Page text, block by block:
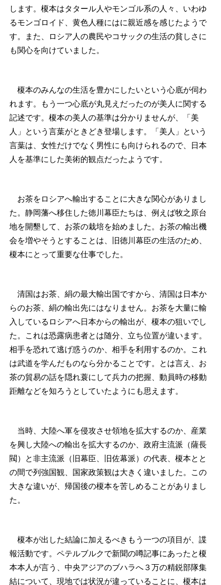
します。榎本はタタール人やモンゴル系の人々、いわゆ
るモンゴロイド、黄色人種にはに親近感を感じたようで
す。また、ロシア人の農民やコサックの生活の貧しさに
も関心を向けていました。
榎本のみんなの生活を豊かにしたいという心底が伺わ
れます。もう一つ心底が丸見えだったのが美人に関する
記述です。榎本の美人の基準は分かりませんが、「美
人」という言葉がときどき登場します。「美人」という
言葉は、女性だけでなく男性にも向けられるので、日本
人を基準にした美術的観点だったようです。
お茶をロシアへ輸出することに大きな関心がありまし
た。静岡藩へ移住した徳川幕臣たちは、例えば牧之原台
地を開墾して、お茶の栽培を始めました。お茶の輸出機
会を増やそうとすることは、旧徳川幕臣の生活のため、
榎本にとって重要な仕事でした。
清国はお茶、絹の最大輸出国ですから、清国は日本か
らのお茶、絹の輸出先にはなりません。お茶を大量に輸
入しているロシアへ日本からの輸出が、榎本の狙いでし
た。これは恐露病患者とは随分、立ち位置が違います。
相手を恐れて逃げ惑うのか、相手を利用するのか。これ
は武道を学んだものなら分かることです。とは言え、お
茶の貿易の話を隠れ蓑にして兵力の把握、動員時の移動
距離などを知ろうとしていたようにも思えます。
当時、大陸へ軍を侵攻させ領地を拡大するのか、産業
を興し大陸への輸出を拡大するのか、政府主流派（薩長
閥）と非主流派（旧幕臣、旧佐幕派）の代表、榎本とと
の間で列強国観、国家政策観は大きく違いました。この
大きな違いが、帰国後の榎本を苦しめることがありまし
た。
榎本が出した結論に加えるべきもう一つの項目が、諜
報活動です。ペテルブルクで新聞の噂記事にあったと榎
本本人が言う、中央アジアのブハラへ３万の精鋭部隊集
結について、現地では状況が違っていることに、榎本は